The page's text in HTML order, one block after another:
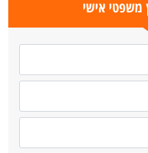
משפטי אישי